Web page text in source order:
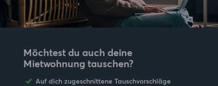
Möchtest du auch deine
Mietwohnung tauschen?
Auf dich zugeschnittene Tauschvorschläge